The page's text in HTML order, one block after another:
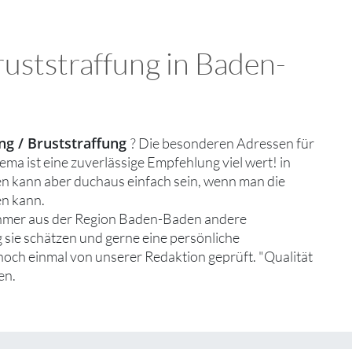
in Baden-
/ Bruststraffung ? Die besonderen Adressen für
ist eine zuverlässige Empfehlung viel wert! in
aber duchaus einfach sein, wenn man die
kann.
aus der Region Baden-Baden andere
schätzen und gerne eine persönliche
einmal von unserer Redaktion geprüft. "Qualität